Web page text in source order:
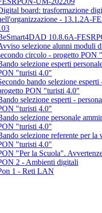
board: trasformazione
- 13.1.2A-
10.8.6A-
selezione alunni moduli
circolo - progetto PON
selezione esperti
"turisti 4.0"
bando selezione esperti
PON "turisti 4.0"
selezione esperti -
"turisti 4.0"
selezione personale
"turisti 4.0"
selezione referente per la
"turisti 4.0"
"Per la Scuola".
2 - Ambienti digitali
1 - Reti LAN